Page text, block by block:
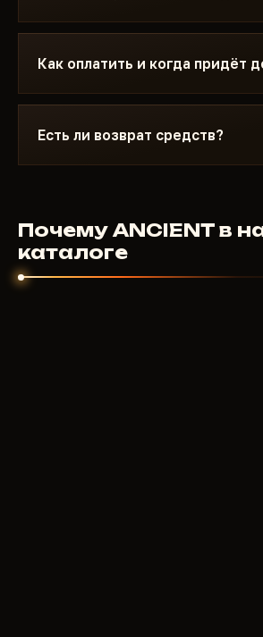
появляется в каталоге.
Пишите в Discord с описанием
Большинство проблем решается за
антивирус. Поддержка знает
Как оплатить и когда придёт
Оплата криптовалютой или через
платёжные системы. Доступ
автоматически после
обычно в течение нескольких
Есть ли возврат средств?
поддержка не помогла -
индивидуально. Мы
продукт работал.
Почему ANCIENT в
каталоге